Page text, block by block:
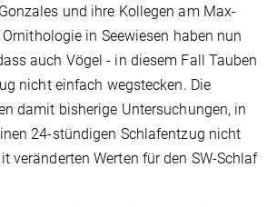
und ihre Kollegen am Max-
in Seewiesen haben nun
auch Vögel - in diesem Fall Tauben
nicht einfach wegstecken. Die
damit bisherige Untersuchungen, in
24-stündigen Schlafentzug nicht
veränderten Werten für den SW-Schlaf